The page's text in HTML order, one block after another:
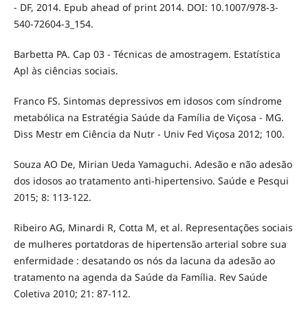
- DF, 2014. Epub ahead of print 2014. DOI: 10.1007/978-3-
540-72604-3_154.
Barbetta PA. Cap 03 - Técnicas de amostragem. Estatística
Apl às ciências sociais.
Franco FS. Sintomas depressivos em idosos com síndrome
metabólica na Estratégia Saúde da Família de Viçosa - MG.
Diss Mestr em Ciência da Nutr - Univ Fed Viçosa 2012; 100.
Souza AO De, Mirian Ueda Yamaguchi. Adesão e não adesão
dos idosos ao tratamento anti-hipertensivo. Saúde e Pesqui
2015; 8: 113-122.
Ribeiro AG, Minardi R, Cotta M, et al. Representações sociais
de mulheres portatdoras de hipertensão arterial sobre sua
enfermidade : desatando os nós da lacuna da adesão ao
tratamento na agenda da Saúde da Família. Rev Saúde
Coletiva 2010; 21: 87-112.